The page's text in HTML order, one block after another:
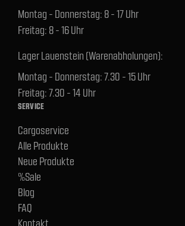
Montag - Donnerstag: 8 - 17 Uhr
Freitag: 8 - 16 Uhr
Lager Lauenstein (Warenabholungen):
Montag - Donnerstag: 7.30 - 15 Uhr
Freitag: 7.30 - 14 Uhr
SERVICE
Cargoservice
Alle Produkte
Neue Produkte
%Sale
Blog
FAQ
Kontakt